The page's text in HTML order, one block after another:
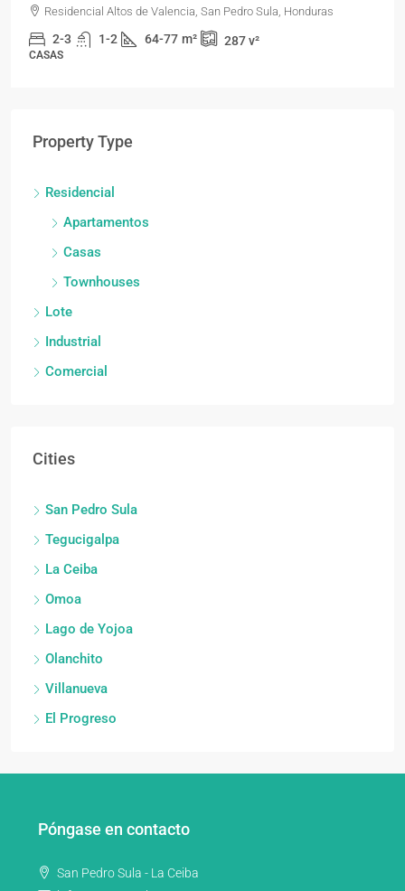
Residencial Altos de Valencia, San Pedro Sula, Honduras
2-3 1-2 64-77 m² 287v²
CASAS
Property Type
Residencial
Apartamentos
Casas
Townhouses
Lote
Industrial
Comercial
Cities
San Pedro Sula
Tegucigalpa
La Ceiba
Omoa
Lago de Yojoa
Olanchito
Villanueva
El Progreso
Póngase en contacto
San Pedro Sula - La Ceiba